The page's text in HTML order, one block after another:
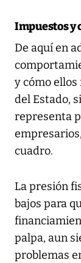
Impuestos y
De aquí en
y cómo
del Estado,
representa
cuadro.
La presión
bajos para
palpa, aun
problemas